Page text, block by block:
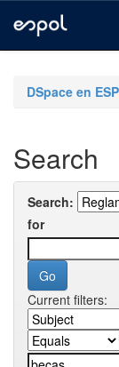
navigationDSpace en
Search
Search:
for
Current filters: